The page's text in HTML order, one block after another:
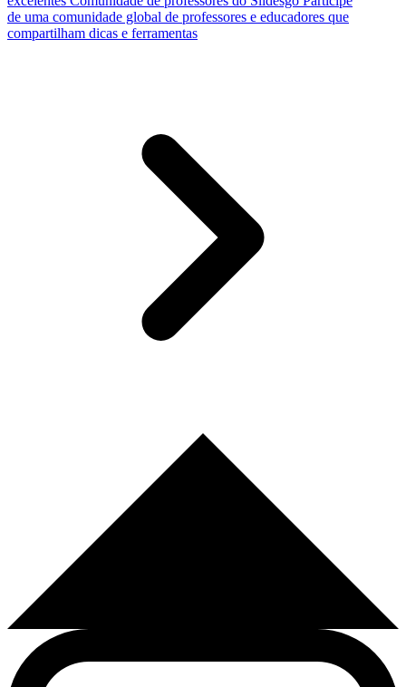
de uma comunidade global de professores e educadores que
compartilham dicas e ferramentas